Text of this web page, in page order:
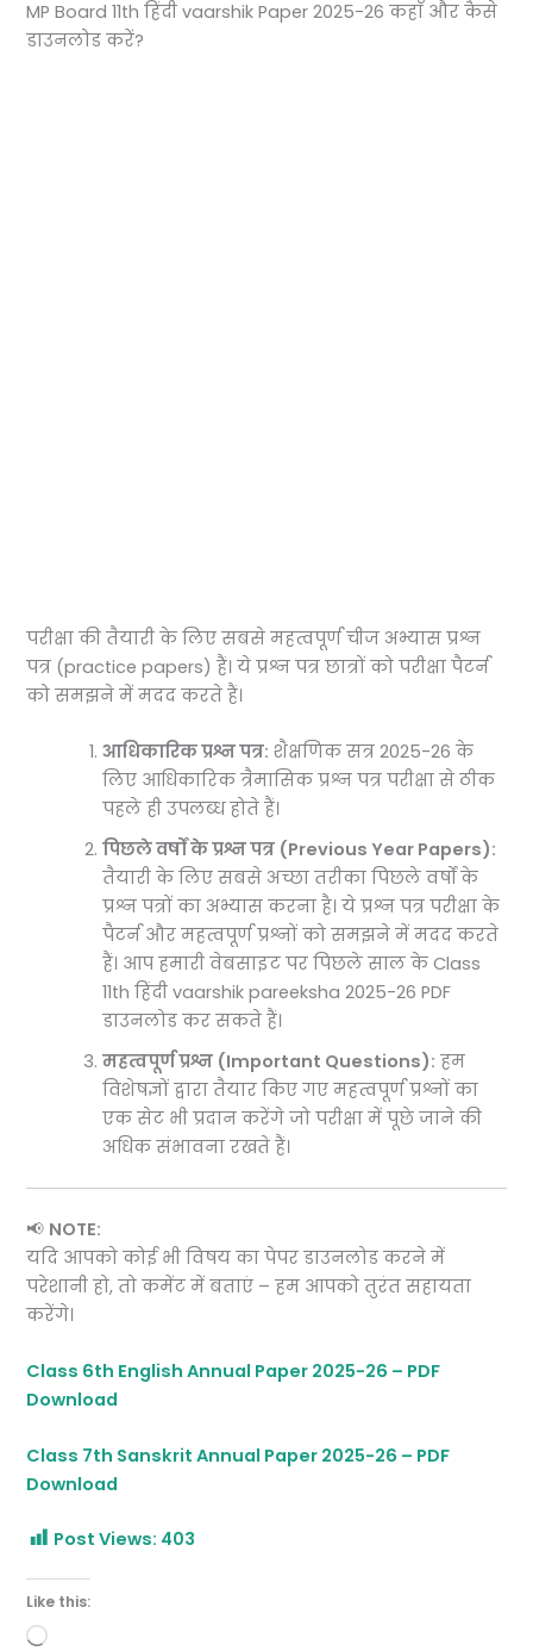
MP Board 11th हिंदी vaarshik Paper 2025-26 कहाँ और कैसे
डाउनलोड करें?
परीक्षा की तैयारी के लिए सबसे महत्वपूर्ण चीज अभ्यास प्रश्न
पत्र (practice papers) हैं। ये प्रश्न पत्र छात्रों को परीक्षा पैटर्न
को समझने में मदद करते हैं।
आधिकारिक प्रश्न पत्र: शैक्षणिक सत्र 2025-26 के
लिए आधिकारिक त्रैमासिक प्रश्न पत्र परीक्षा से ठीक
पहले ही उपलब्ध होते हैं।
पिछले वर्षों के प्रश्न पत्र (Previous Year Papers):
तैयारी के लिए सबसे अच्छा तरीका पिछले वर्षों के
प्रश्न पत्रों का अभ्यास करना है। ये प्रश्न पत्र परीक्षा के
पैटर्न और महत्वपूर्ण प्रश्नों को समझने में मदद करते
हैं। आप हमारी वेबसाइट पर पिछले साल के Class
11th हिंदी vaarshik pareeksha 2025-26 PDF
डाउनलोड कर सकते हैं।
महत्वपूर्ण प्रश्न (Important Questions): हम
विशेषज्ञों द्वारा तैयार किए गए महत्वपूर्ण प्रश्नों का
एक सेट भी प्रदान करेंगे जो परीक्षा में पूछे जाने की
अधिक संभावना रखते हैं।
📢 NOTE:
यदि आपको कोई भी विषय का पेपर डाउनलोड करने में
परेशानी हो, तो कमेंट में बताएं – हम आपको तुरंत सहायता
करेंगे।
Class 6th English Annual Paper 2025-26 – PDF
Download
Class 7th Sanskrit Annual Paper 2025-26 – PDF
Download
Post Views: 403
Like this:
Loading…